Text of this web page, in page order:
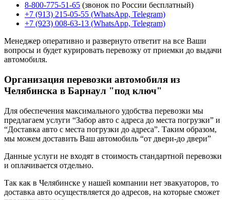
8-800-775-51-65 (звонок по России бесплатный)
+7 (913) 215-05-55 (WhatsApp, Telegram)
+7 (923) 008-63-13 (WhatsApp, Telegram)
Менеджер оперативно и развернуто ответит на все Ваши
вопросы и будет курировать перевозку от приемки до выдачи
автомобиля.
Организация перевозки автомобиля из
Челябинска в Барнаул "под ключ"
Для обеспечения максимального удобства перевозки мы
предлагаем услуги “Забор авто с адреса до места погрузки” и
“Доставка авто с места погрузки до адреса”. Таким образом,
мы можем доставить Ваш автомобиль “от двери-до двери”
Данные услуги не входят в стоимость стандартной перевозки
и оплачивается отдельно.
Так как в Челябинске у нашей компании нет эвакуаторов, то
доставка авто осуществляется до адресов, на которые сможет